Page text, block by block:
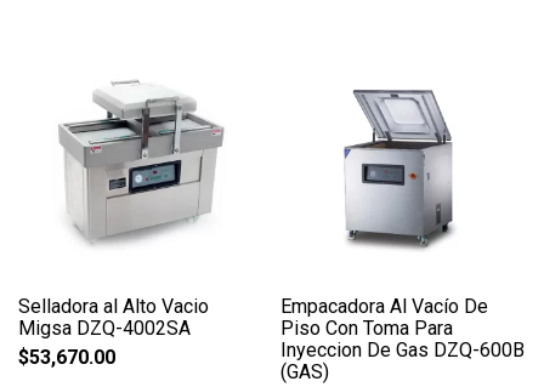
Selladora al Alto Vacio
Migsa DZQ-4002SA
$53,670.00
Empacadora Al Vacío De
Piso Con Toma Para
Inyeccion De Gas DZQ-600B
(GAS)